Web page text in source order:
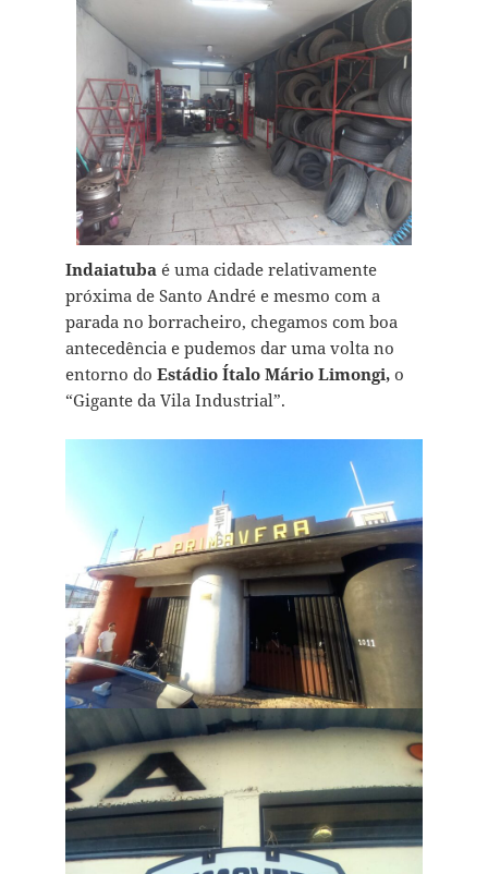
Indaiatuba é uma cidade relativamente
próxima de Santo André e mesmo com a
parada no borracheiro, chegamos com boa
antecedência e pudemos dar uma volta no
entorno do Estádio Ítalo Mário Limongi,o
“Gigante da Vila Industrial”.